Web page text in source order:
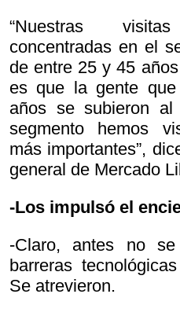
“Nuestras
concentradas en el
de entre 25 y 45
es que la gente
años se subieron
segmento hemos
más importantes”,
general de Mercado
-Los impulsó el
-Claro, antes no
barreras
Se atrevieron.